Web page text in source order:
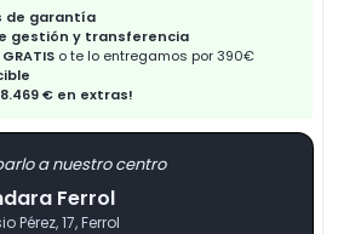
de garantía
gestión y transferencia
o te lo entregamos por 390€
€ en extras!
a nuestro centro
Ferrol
Pérez, 17, Ferrol